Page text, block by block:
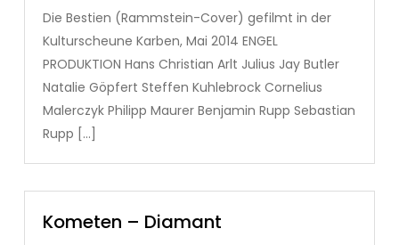
Die Bestien (Rammstein-Cover) gefilmt in der
Kulturscheune Karben, Mai 2014 ENGEL
PRODUKTION Hans Christian Arlt Julius Jay Butler
Natalie Göpfert Steffen Kuhlebrock Cornelius
Malerczyk Philipp Maurer Benjamin Rupp Sebastian
Rupp […]
Kometen – Diamant